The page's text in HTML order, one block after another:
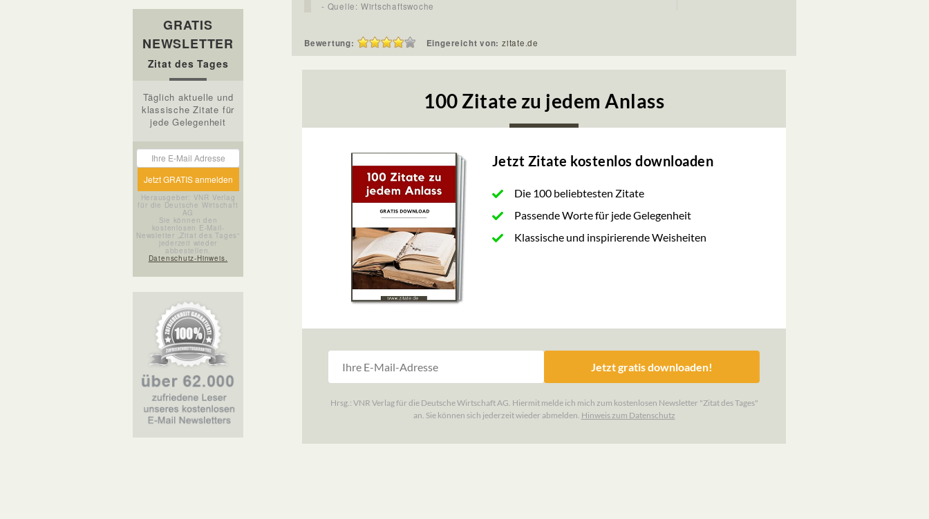
GRATIS
NEWSLETTER
Zitat des Tages
Täglich aktuelle und
klassische Zitate für
jede Gelegenheit
Herausgeber: VNR Verlag
für die Deutsche Wirtschaft
AG
Sie können den
kostenlosen E-Mail-
Newsletter „Zitat des Tages“
jederzeit wieder
abbestellen.
Datenschutz-Hinweis.
- Quelle: Wirtschaftswoche
Bewertung: Eingereicht von: zitate.de